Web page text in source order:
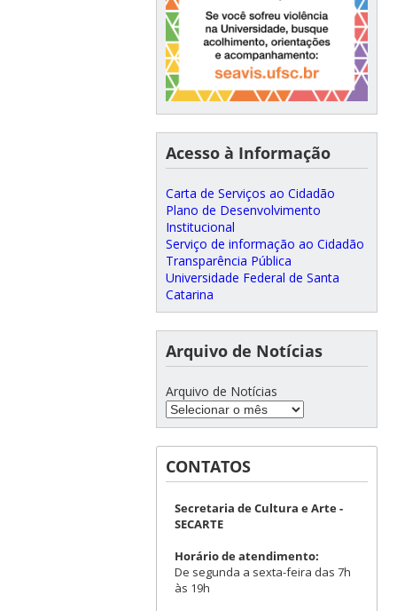
Acesso à Informação
Carta de Serviços ao Cidadão
Plano de Desenvolvimento
Institucional
Serviço de informação ao Cidadão
Transparência Pública
Universidade Federal de Santa
Catarina
Arquivo de Notícias
Arquivo de Notícias
CONTATOS
Secretaria de Cultura e Arte -
SECARTE
Horário de atendimento:
De segunda a sexta-feira das 7h
às 19h